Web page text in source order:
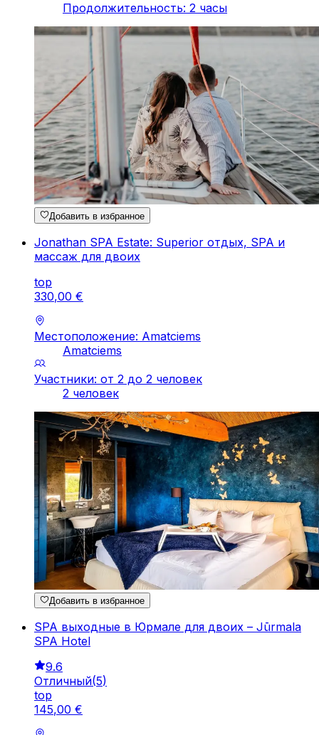
Продолжительность: 2 часы
Добавить в избранное
Jonathan SPA Estate: Superior отдых, SPA и
массаж для двоих
top
330,00 €
Местоположение: Amatciems
Amatciems
Участники: от 2 до 2 человек
2 человек
Добавить в избранное
SPA выходные в Юрмале для двоих – Jūrmala
SPA Hotel
9.6
Отличный(5)
top
145,00 €